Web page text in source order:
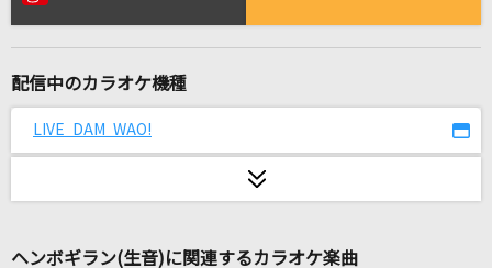
[生音]会いたくて
キャラバン
配信中のカラオケ機種
LIVE DAM WAO!
ヘンボギラン(生音)に関連するカラオケ楽曲